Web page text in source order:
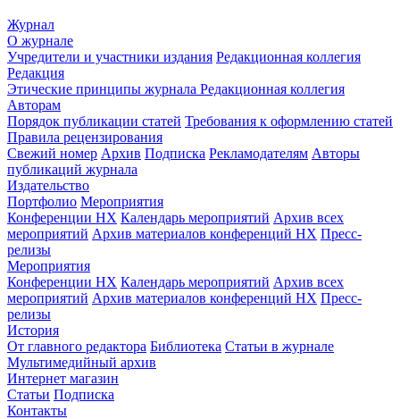
Журнал
О журнале
Учредители и участники издания Редакционная коллегия
Редакция
Этические принципы журнала Редакционная коллегия
Авторам
Порядок публикации статей Требования к оформлению статей
Правила рецензирования
Свежий номер Архив Подписка Рекламодателям Авторы
публикаций журнала
Издательство
Портфолио Мероприятия
Конференции НХ Календарь мероприятий Архив всех
мероприятий Архив материалов конференций НХ Пресс-
релизы
Мероприятия
Конференции НХ Календарь мероприятий Архив всех
мероприятий Архив материалов конференций НХ Пресс-
релизы
История
От главного редактора Библиотека Статьи в журнале
Мультимедийный архив
Интернет магазин
Статьи Подписка
Контакты